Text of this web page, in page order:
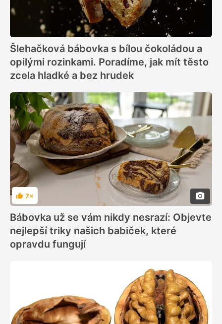
Šlehačková bábovka s bílou čokoládou a
opilými rozinkami. Poradíme, jak mít těsto
zcela hladké a bez hrudek
Hodnocení
7×
Bábovka už se vám nikdy nesrazí: Objevte
nejlepší triky našich babiček, které
opravdu fungují